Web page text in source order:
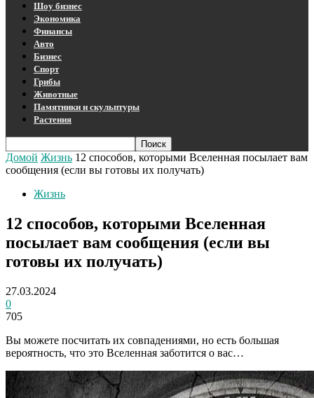
Шоу бизнес
Экономика
Финансы
Авто
Бизнес
Спорт
Грибы
Животные
Памятники и скульптуры
Растения
Домой Жизнь 12 способов, которыми Вселенная посылает вам
сообщения (если вы готовы их получать)
Жизнь
12 способов, которыми Вселенная
посылает вам сообщения (если вы
готовы их получать)
27.03.2024
0
705
Вы можете посчитать их совпадениями, но есть большая
вероятность, что это Вселенная заботится о вас…